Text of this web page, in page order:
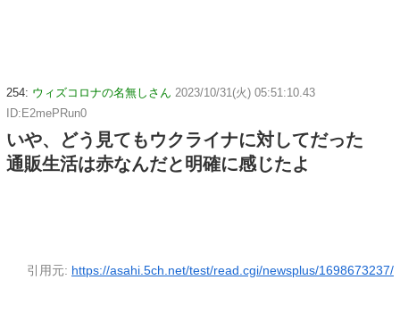
254: ウィズコロナの名無しさん 2023/10/31(火) 05:51:10.43
ID:E2mePRun0
いや、どう見てもウクライナに対してだった
通販生活は赤なんだと明確に感じたよ
引用元: https://asahi.5ch.net/test/read.cgi/newsplus/1698673237/